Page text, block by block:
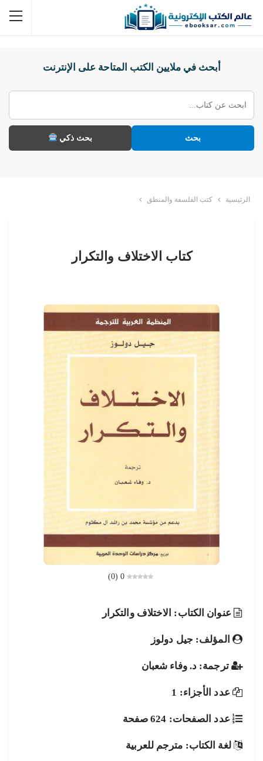
أبحث في ملايين الكتب المتاحة على الإنترنت
بحث بحث ذكي
الرئيسية كتب الفلسفة والمنطق
كتاب الاختلاف والتكرار
0
(
0
)
عنوان الكتاب: الاختلاف والتكرار
المؤلف: جيل دولوز
ترجمة: د. وفاء شعبان
عدد الأجزاء: 1
عدد الصفحات: 624 صفحة
لغة الكتاب: مترجم للعربية